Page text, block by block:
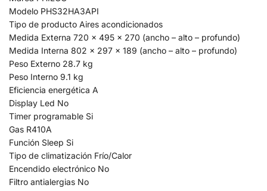
Modelo PHS32HA3API
Tipo de producto Aires acondicionados
Medida Externa 720 x 495 x 270 (ancho – alto – profundo)
Medida Interna 802 x 297 x 189 (ancho – alto – profundo)
Peso Externo 28.7 kg
Peso Interno 9.1 kg
Eficiencia energética A
Display Led No
Timer programable Si
Gas R410A
Función Sleep Si
Tipo de climatización Frío/Calor
Encendido electrónico No
Filtro antialergias No